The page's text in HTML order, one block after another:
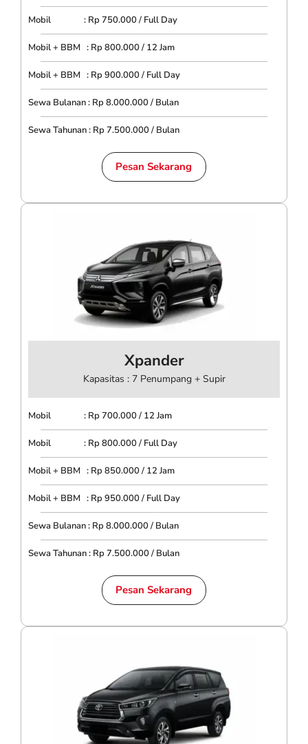
Mobil : Rp 750.000 / Full Day
Mobil + BBM : Rp 800.000 / 12 Jam
Mobil + BBM : Rp 900.000 / Full Day
Sewa Bulanan : Rp 8.000.000 / Bulan
Sewa Tahunan : Rp 7.500.000 / Bulan
Pesan Sekarang
Xpander
Kapasitas : 7 Penumpang + Supir
Mobil : Rp 700.000 / 12 Jam
Mobil : Rp 800.000 / Full Day
Mobil + BBM : Rp 850.000 / 12 Jam
Mobil + BBM : Rp 950.000 / Full Day
Sewa Bulanan : Rp 8.000.000 / Bulan
Sewa Tahunan : Rp 7.500.000 / Bulan
Pesan Sekarang